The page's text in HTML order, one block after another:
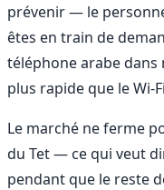
prévenir — le
êtes en train de
téléphone arabe
plus rapide que le Wi-
Le marché ne ferme
du Tet — ce qui veut
pendant que le reste